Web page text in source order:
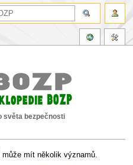
světa bezpečnosti
může mít několik významů.